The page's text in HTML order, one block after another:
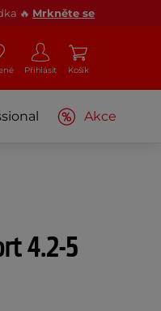
🔥 Mrkněte se
Přihlásit Košík
Akce
4.2-5